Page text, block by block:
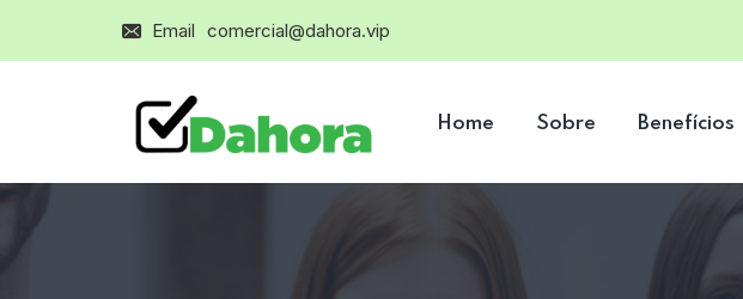
Email comercial@dahora.vip
Home Sobre Benefícios